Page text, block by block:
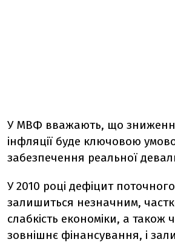
У МВФ вважають, що
інфляції буде ключовою
забезпечення реальної
У 2010 році дефіцит
залишиться незначним,
слабкість економіки, а також
зовнішнє фінансування, і